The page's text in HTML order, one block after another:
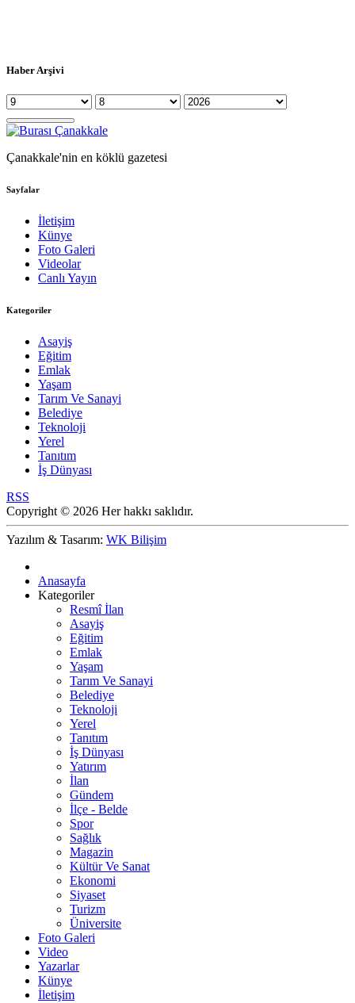
Haber Arşivi
Çanakkale'nin en köklü gazetesi
Sayfalar
İletişim
Künye
Foto Galeri
Videolar
Canlı Yayın
Kategoriler
Asayiş
Eğitim
Emlak
Yaşam
Tarım Ve Sanayi
Belediye
Teknoloji
Yerel
Tanıtım
İş Dünyası
RSS
Copyright © 2026 Her hakkı saklıdır.
Yazılım & Tasarım: WK Bilişim
Anasayfa
Kategoriler
Resmî İlan
Asayiş
Eğitim
Emlak
Yaşam
Tarım Ve Sanayi
Belediye
Teknoloji
Yerel
Tanıtım
İş Dünyası
Yatırım
İlan
Gündem
İlçe - Belde
Spor
Sağlık
Magazin
Kültür Ve Sanat
Ekonomi
Siyaset
Turizm
Üniversite
Foto Galeri
Video
Yazarlar
Künye
İletişim